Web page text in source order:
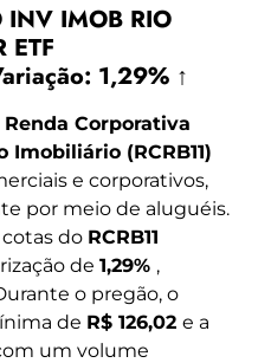
INV IMOB RIO
ETF
1,29% ↑
Renda Corporativa
(RCRB11)
e corporativos,
por meio de aluguéis.
cotas do RCRB11
de 1,29% ,
o pregão, o
de R$ 126,02 e a
um volume